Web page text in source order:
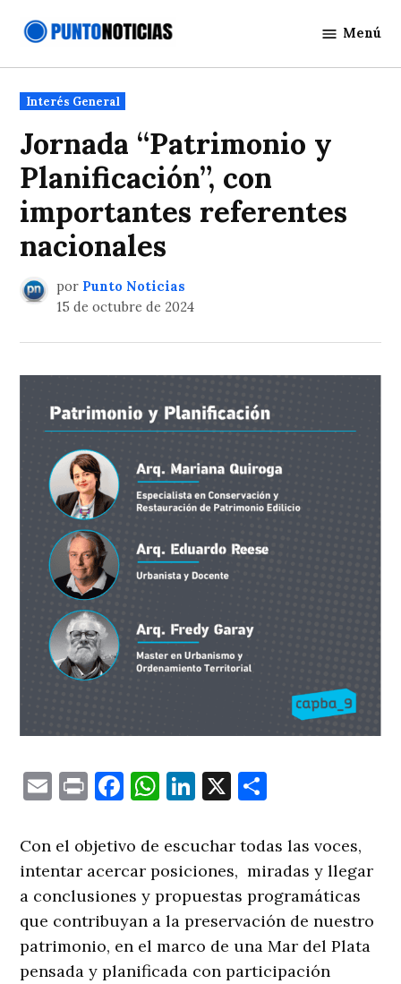
Noticias
Menú
Publicado
en
Interés General
Jornada “Patrimonio y
Planificación”, con
importantes referentes
nacionales
por Punto Noticias
15 de octubre de 2024
EmailPrintFacebook
WhatsApp
LinkedIn
X
Con el objetivo de escuchar todas las voces,
intentar acercar posiciones, miradas y llegar
a conclusiones y propuestas programáticas
que contribuyan a la preservación de nuestro
patrimonio, en el marco de una Mar del Plata
pensada y planificada con participación